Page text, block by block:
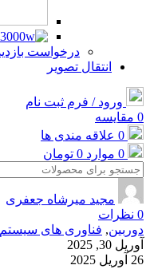
درخواست
انتقال تصویر
ورود / فرم ثبت نام
0 مقایسه
0 علاقه مندی ها
0 موارد 0 تومان
مجید میرشاه جعفری
0 نظرات
دوربین, فناوری های
آوریل 30, 2025
26 آوریل 2025